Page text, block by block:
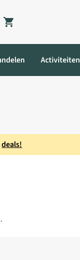
Shopping cart
Activiteiten
deals!